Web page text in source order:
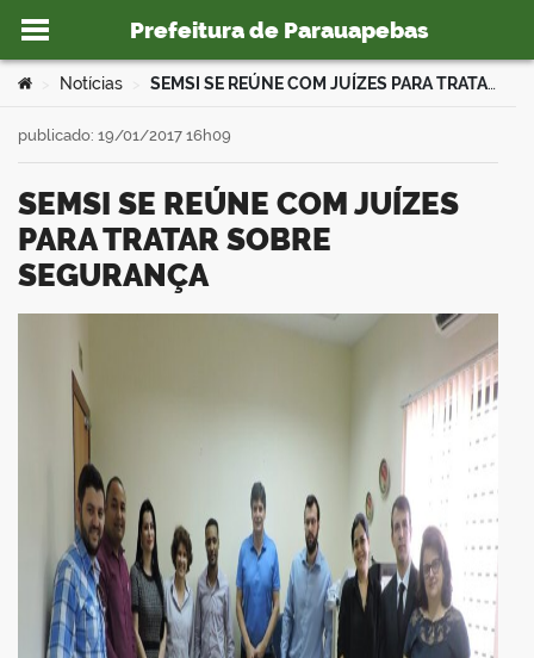
Ir para o conteúdo
Prefeitura de Parauapebas
portal
Você está aqui:
Notícias SEMSI SE REÚNE COM JUÍZES PARA TRATAR SOBRE SEGURANÇA
SEMSI SE REÚNE COM JUÍZES
PARA TRATAR SOBRE
SEGURANÇA
publicado: 19/01/2017 16h09